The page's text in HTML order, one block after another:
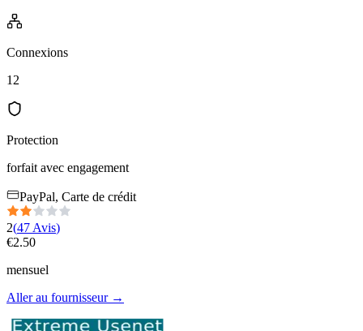
Connexions
12
Protection
forfait avec engagement
PayPal, Carte de crédit
2(47 Avis)
€2.50
mensuel
Aller au fournisseur→